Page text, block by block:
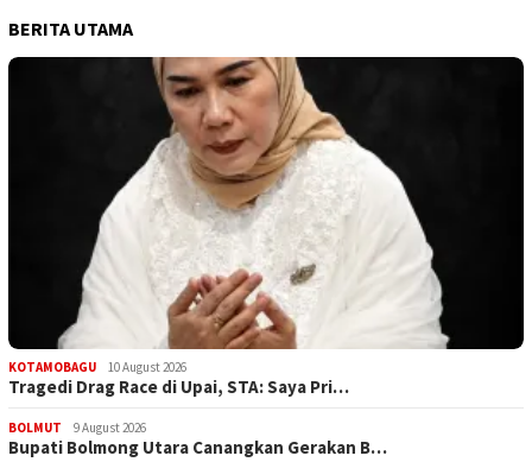
BERITA UTAMA
KOTAMOBAGU 10 August 2026
Tragedi Drag Race di Upai, STA: Saya Pri…
BOLMUT 9 August 2026
Bupati Bolmong Utara Canangkan Gerakan B…